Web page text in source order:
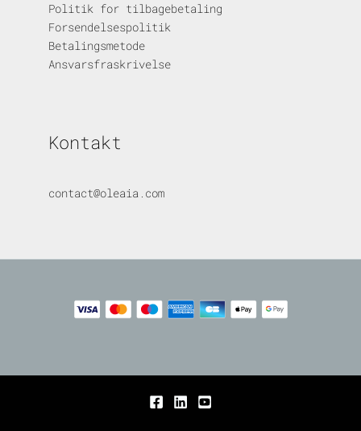
Politik for tilbagebetaling
Forsendelsespolitik
Betalingsmetode
Ansvarsfraskrivelse
Kontakt
contact@oleaia.com